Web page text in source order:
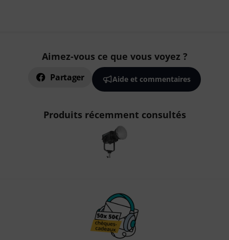
Aimez-vous ce que vous voyez ?
Partager Aide et commentaires
Produits récemment consultés